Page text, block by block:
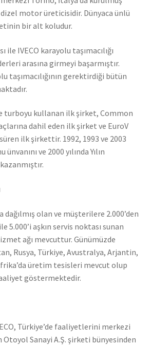
motor üreticisidir. Dünyaca ünlü
bir alt koludur.
ile IVECO karayolu taşımacılığı
arasına girmeyi başarmıştır.
taşımacılığının gerektirdiği bütün
turboyu kullanan ilk şirket, Common
dahil eden ilk şirket ve EuroV
ilk şirkettir. 1992, 1993 ve 2003
ünvanını ve 2000 yılında Yılın
dağılmış olan ve müşterilere 2.000’den
5.000’i aşkın servis noktası sunan
ağı mevcuttur. Günümüzde
Rusya, Türkiye, Avustralya, Arjantin,
üretim tesisleri mevcut olup
göstermektedir.
Türkiye’de faaliyetlerini merkezi
Otoyol Sanayi A.Ş. şirketi bünyesinden